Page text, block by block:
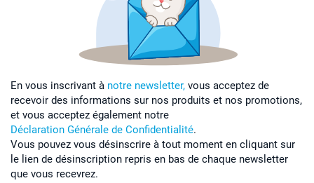
En vous inscrivant à notre newsletter, vous acceptez de
recevoir des informations sur nos produits et nos promotions,
et vous acceptez également notre
Déclaration Générale de Confidentialité.
Vous pouvez vous désinscrire à tout moment en cliquant sur
le lien de désinscription repris en bas de chaque newsletter
que vous recevrez.